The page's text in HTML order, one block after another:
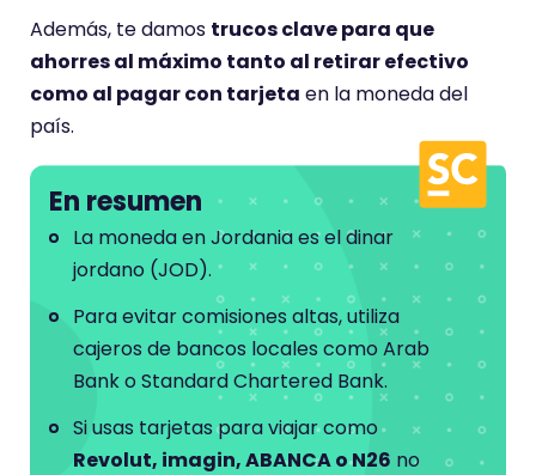
Además, te damos trucos clave para que
ahorres al máximo tanto al retirar efectivo
como al pagar con tarjeta en la moneda del
país.
En resumen
La moneda en Jordania es el dinar
jordano (JOD).
Para evitar comisiones altas, utiliza
cajeros de bancos locales como Arab
Bank o Standard Chartered Bank.
Si usas tarjetas para viajar como
Revolut, imagin, ABANCA o N26 no